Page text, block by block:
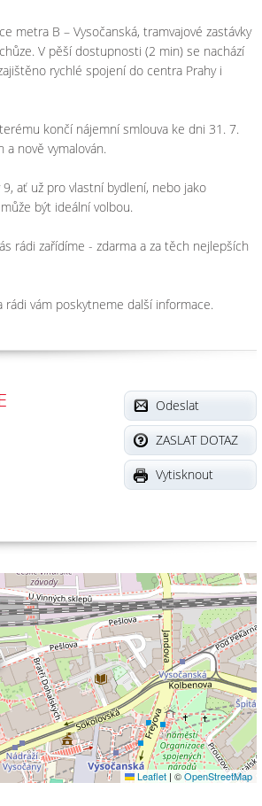
metra B – Vysočanská, tramvajové zastávky
V pěší dostupnosti (2 min) se nachází
rychlé spojení do centra Prahy i
končí nájemní smlouva ke dni 31. 7.
nově vymalován.
ať už pro vlastní bydlení, nebo jako
být ideální volbou.
rádi zařídíme - zdarma a za těch nejlepších
rádi vám poskytneme další informace.
Odeslat
ZASLAT DOTAZ
Vytisknout
Leaflet | ©OpenStreetMap